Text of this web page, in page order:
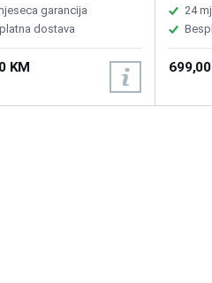
mrlja,
mrlja i mirisa u cijelom
čišćenje tepiha,
sofa, presvlaka,
automobila i
površina, Težina 3.8kg
garancija
dostava
KM
ml,
dB
24